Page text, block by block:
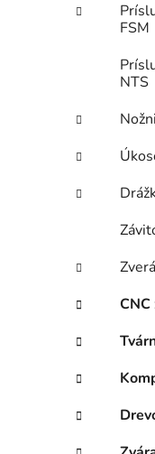
FSM
NTS